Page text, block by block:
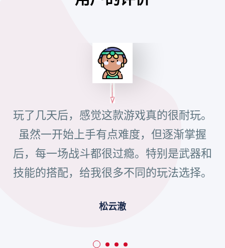
玩了几天后，感觉这款游戏真的很耐玩。
虽然一开始上手有点难度，但逐渐掌握
后，每一场战斗都很过瘾。特别是武器和
技能的搭配，给我很多不同的玩法选择。
松云澈